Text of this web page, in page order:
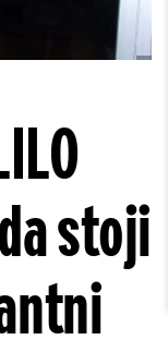
stoji